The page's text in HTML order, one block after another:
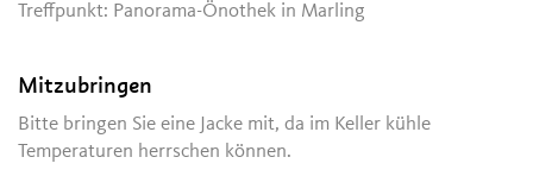
Treffpunkt: Panorama-Önothek in Marling
Mitzubringen
Bitte bringen Sie eine Jacke mit, da im Keller kühle
Temperaturen herrschen können.